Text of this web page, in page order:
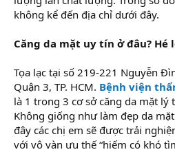
không kể đến địa chỉ dưới đây.
Căng da mặt uy tín ở đâu? Hé
Tọa lạc tại số 219-221 Nguyễn
Quận 3, TP. HCM. Bệnh viện
là 1 trong 3 cơ sở căng da mặt lý
Không giống như làm đẹp da
đây các chị em sẽ được trải
với vô vàn ưu thế “hiếm có khó